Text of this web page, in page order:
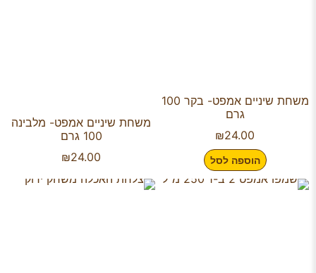
משחת שיניים אמפט- בקר 100
גרם
₪24.00
הוספה לסל
משחת שיניים אמפט- מלבינה
100 גרם
₪24.00